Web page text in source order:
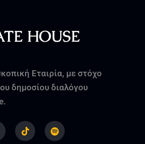
Εταιρία, με στόχο
δημοσίου διαλόγου